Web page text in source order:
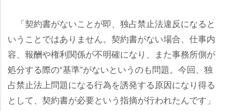
「契約書がないことが即、独占禁止法違反になると
いうことではありません。契約書がない場合、仕事内
容、報酬や権利関係が不明確になり、また事務所側が
処分する際の“基準”がないというのも問題。今回、独
占禁止法上問題になる行為を誘発する原因になり得る
として、契約書が必要という指摘が行われたんです」